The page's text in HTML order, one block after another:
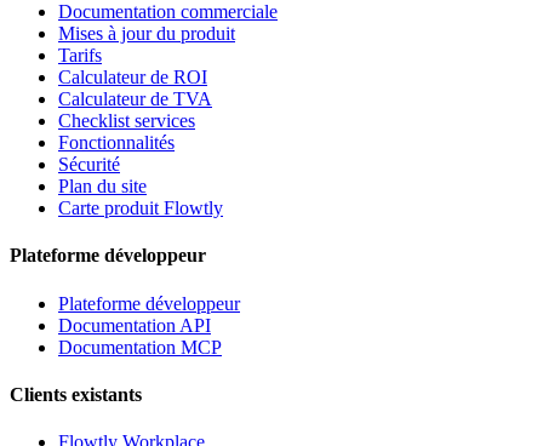
Documentation commerciale
Mises à jour du produit
Tarifs
Calculateur de ROI
Calculateur de TVA
Checklist services
Fonctionnalités
Sécurité
Plan du site
Carte produit Flowtly
Plateforme développeur
Plateforme développeur
Documentation API
Documentation MCP
Clients existants
Flowtly Workplace